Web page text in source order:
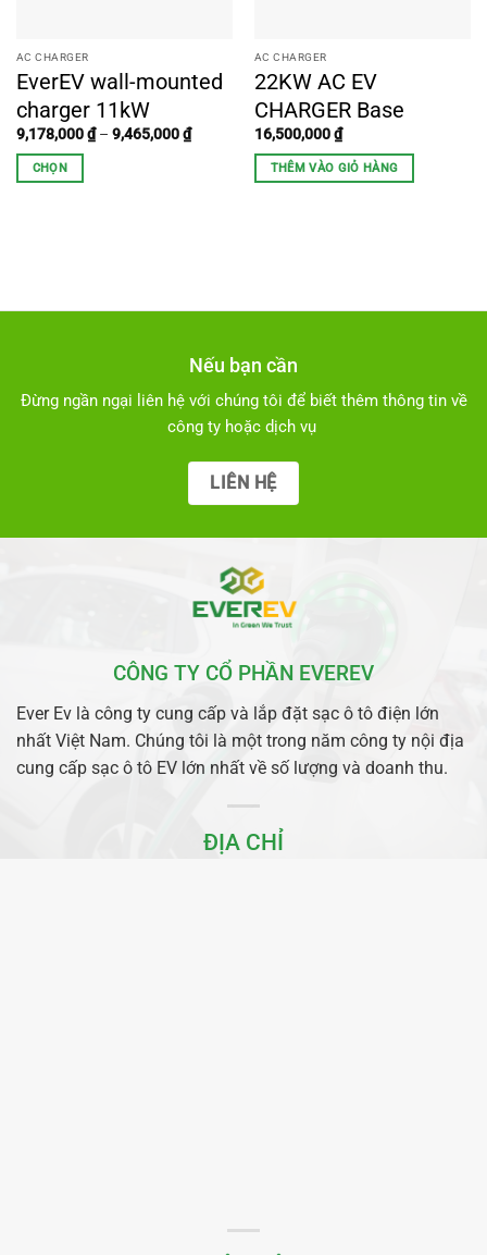
AC CHARGER
EverEV wall-mounted
charger 11kW
9,178,000₫ – 9,465,000₫Khoảng
giá:
CHỌN
biến
chọn
trang
AC CHARGER
22KW AC EV
CHARGER Base
16,500,000₫
THÊM VÀO GIỎ HÀNG
Nếu bạn cần
Đừng ngần ngại liên hệ với chúng tôi để biết thêm thông tin về
công ty hoặc dịch vụ
LIÊN HỆ
CÔNG TY CỔ PHẦN EVEREV
Ever Ev là công ty cung cấp và lắp đặt sạc ô tô điện lớn
nhất Việt Nam. Chúng tôi là một trong năm công ty nội địa
cung cấp sạc ô tô EV lớn nhất về số lượng và doanh thu.
ĐỊA CHỈ